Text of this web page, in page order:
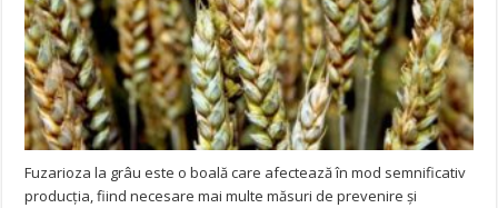
Fuzarioza la grâu este o boală care afectează în mod semnificativ
producția, fiind necesare mai multe măsuri de prevenire și